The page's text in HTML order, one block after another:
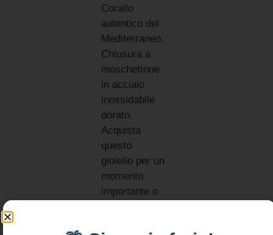
Corallo
autentico del
Mediterraneo.
Chiusura a
moschettone
in acciaio
inossidabile
dorato.
Acquista
questo
gioiello per un
momento
importante o